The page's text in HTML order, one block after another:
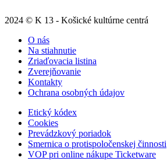
2024 © K 13 - Košické kultúrne centrá
O nás
Na stiahnutie
Zriaďovacia listina
Zverejňovanie
Kontakty
Ochrana osobných údajov
Etický kódex
Cookies
Prevádzkový poriadok
Smernica o protispoločenskej činnosti
VOP pri online nákupe Ticketware